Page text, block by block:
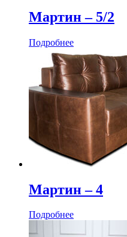
Мартин ‒ 5/2
Подробнее
Мартин ‒ 4
Подробнее